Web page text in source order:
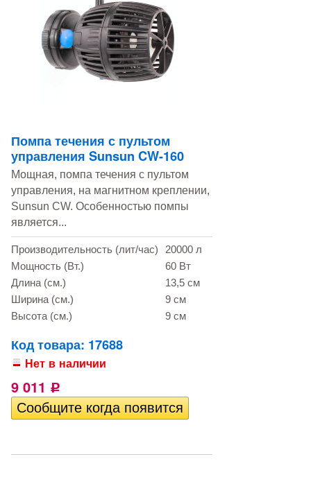
Помпа течения с пультом
управления Sunsun CW-160
Мощная, помпа течения c пультом
управления, на магнитном креплении,
Sunsun CW. Особенностью помпы
является...
Производительность (лит/час)
20000 л
Мощность (Вт.)
60 Вт
Длина (см.)
13,5 см
Ширина (см.)
9 см
Высота (см.)
9 см
Код товара: 17688
Нет в наличии
9 011 Р